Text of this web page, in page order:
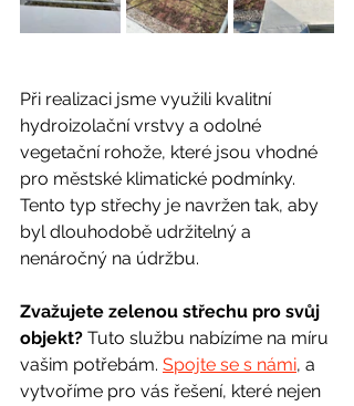
Při realizaci jsme využili kvalitní
hydroizolační vrstvy a odolné
vegetační rohože, které jsou vhodné
pro městské klimatické podmínky.
Tento typ střechy je navržen tak, aby
byl dlouhodobě udržitelný a
nenáročný na údržbu.
Zvažujete zelenou střechu pro svůj
objekt? Tuto službu nabízíme na míru
vašim potřebám. Spojte se s námi, a
vytvoříme pro vás řešení, které nejen